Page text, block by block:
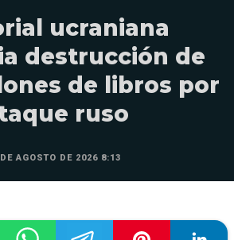
ucraniana
destrucción de
de libros por
ruso
AGOSTO DE 2026 8:13